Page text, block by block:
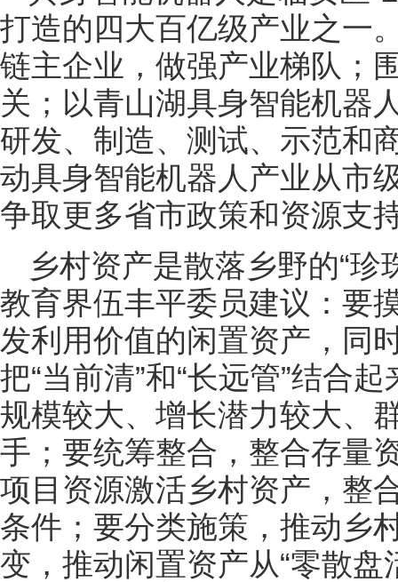
打造的四大百亿级产业之一
链主企业，做强产业梯队；
关；以青山湖具身智能机器
研发、制造、测试、示范和
动具身智能机器人产业从市
争取更多省市政策和资源支
乡村资产是散落乡野的“‌珍
教育界伍丰平委员建议：要
发利用价值的闲置资产，同
把“当前清”和“长远管”结合
规模较大、增长潜力较大、
手；要统筹整合，整合存量
项目资源激活乡村资产，整
条件；要分类施策，推动乡
变，推动闲置资产从“零散盘